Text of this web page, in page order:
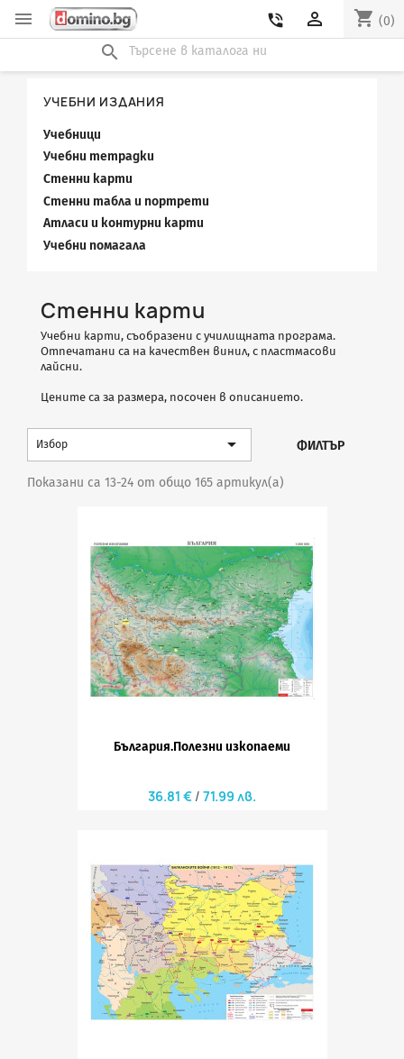
 shopping_cart (0)

phone_in_talk
search
УЧЕБНИ ИЗДАНИЯ
Учебници
Учебни тетрадки
Стенни карти
Стенни табла и портрети
Атласи и контурни карти
Учебни помагала
Стенни карти
Учебни карти, съобразени с училищната програма.
Отпечатани са на качествен винил, с пластмасови
лайсни.
Цените са за размера, посочен в описанието.
Избор  ФИЛТЪР
Показани са 13-24 от общо 165 артикул(а)
България.Полезни изкопаеми
36.81 € 71.99 лв.